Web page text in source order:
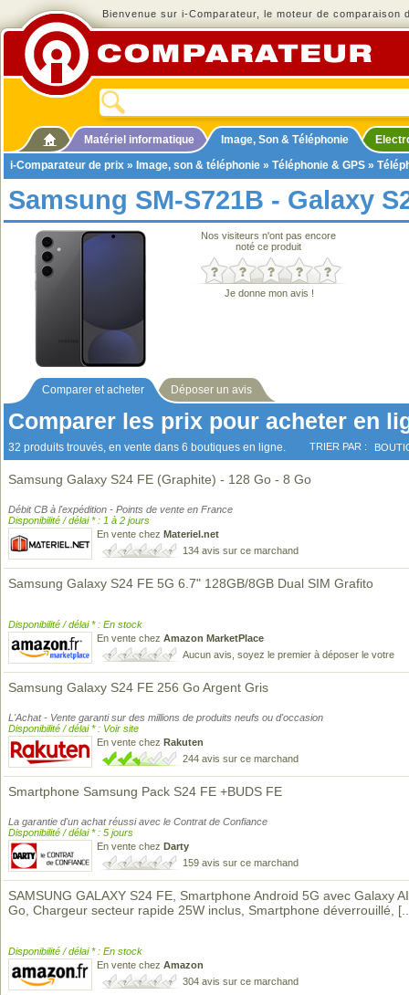
Bienvenue sur i-Comparateur, le moteur de comparaison
Matériel informatique Image, Son & Téléphonie
i-Comparateur de prix » Image, son & téléphonie » Téléphonie & GPS »
Samsung SM-S721B - Galaxy
Nos visiteurs n'ont pas encore
noté ce produit
Je donne mon avis !
Comparer et acheter Déposer un avis
Comparer les prix pour acheter en
32 produits trouvés, en vente dans 6 boutiques en ligne. TRIER PAR :
Samsung Galaxy S24 FE (Graphite) - 128 Go - 8 Go
Débit CB à l'expédition - Points de vente en France
Disponibilité / délai * : 1 à 2 jours
En vente chez Materiel.net
134 avis sur ce marchand
Samsung Galaxy S24 FE 5G 6.7" 128GB/8GB Dual SIM Grafito
Disponibilité / délai * : En stock
En vente chez Amazon MarketPlace
Aucun avis, soyez le premier à déposer le votre
Samsung Galaxy S24 FE 256 Go Argent Gris
L'Achat - Vente garanti sur des millions de produits neufs ou d'occasion
Disponibilité / délai * : Voir site
En vente chez Rakuten
244 avis sur ce marchand
Smartphone Samsung Pack S24 FE +BUDS FE
La garantie d'un achat réussi avec le Contrat de Confiance
Disponibilité / délai * : 5 jours
En vente chez Darty
159 avis sur ce marchand
SAMSUNG GALAXY S24 FE, Smartphone Android 5G avec Galaxy
Go, Chargeur secteur rapide 25W inclus, Smartphone déverrouillé,
Disponibilité / délai * : En stock
En vente chez Amazon
304 avis sur ce marchand